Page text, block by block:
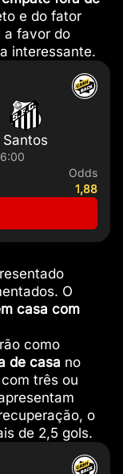
e do fator
a favor do
interessante.
Santos
Odds
1,88
O
casa com
como
de casa no
três ou
o
de 2,5 gols.